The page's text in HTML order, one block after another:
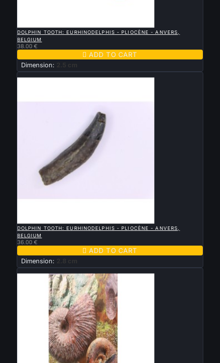
DOLPHIN TOOTH: EURHINODELPHIS - PLIOCÈNE - ANVERS,
BELGIUM
38.00 €
 ADD TO CART
Dimension: 2.5 cm
New
DOLPHIN TOOTH: EURHINODELPHIS - PLIOCÈNE - ANVERS,
BELGIUM
36.00 €
 ADD TO CART
Dimension: 2.8 cm
New